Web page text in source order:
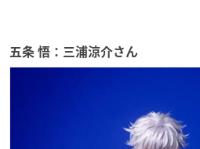
五条 悟：三浦涼介さん